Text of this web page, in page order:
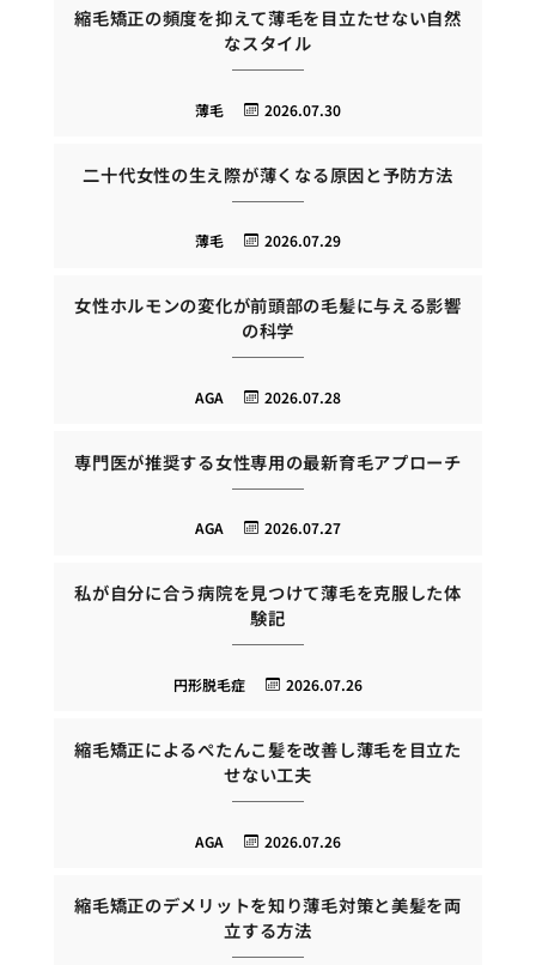
縮毛矯正の頻度を抑えて薄毛を目立たせない自然
なスタイル
2026.07.30
薄毛
二十代女性の生え際が薄くなる原因と予防方法
2026.07.29
薄毛
女性ホルモンの変化が前頭部の毛髪に与える影響
の科学
2026.07.28
AGA
専門医が推奨する女性専用の最新育毛アプローチ
2026.07.27
AGA
私が自分に合う病院を見つけて薄毛を克服した体
験記
2026.07.26
円形脱毛症
縮毛矯正によるぺたんこ髪を改善し薄毛を目立た
せない工夫
2026.07.26
AGA
縮毛矯正のデメリットを知り薄毛対策と美髪を両
立する方法